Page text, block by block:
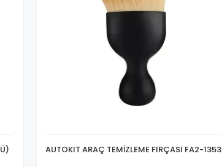
AUTOKIT ARAÇ TEMİZLEME FIRÇASI FA2-1353